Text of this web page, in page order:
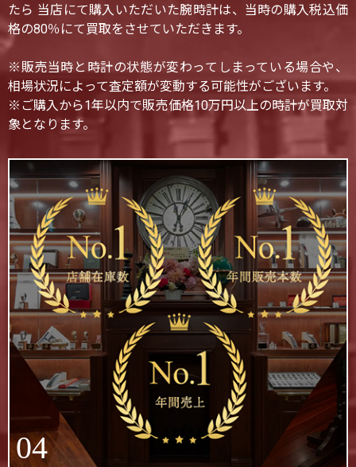
たら 当店にて購入いただいた腕時計は、当時の購入税込価
格の80％にて買取をさせていただきます。
※販売当時と時計の状態が変わってしまっている場合や、
相場状況によって査定額が変動する可能性がございます。
※ご購入から1年以内で販売価格10万円以上の時計が買取対
象となります。
04